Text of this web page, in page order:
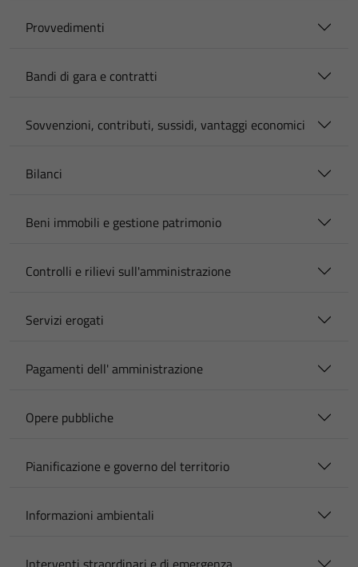
Provvedimenti
Bandi di gara e contratti
Sovvenzioni, contributi, sussidi, vantaggi economici
Bilanci
Beni immobili e gestione patrimonio
Controlli e rilievi sull'amministrazione
Servizi erogati
Pagamenti dell' amministrazione
Opere pubbliche
Pianificazione e governo del territorio
Informazioni ambientali